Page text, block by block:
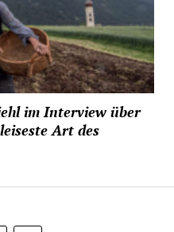
im Interview über
Art des